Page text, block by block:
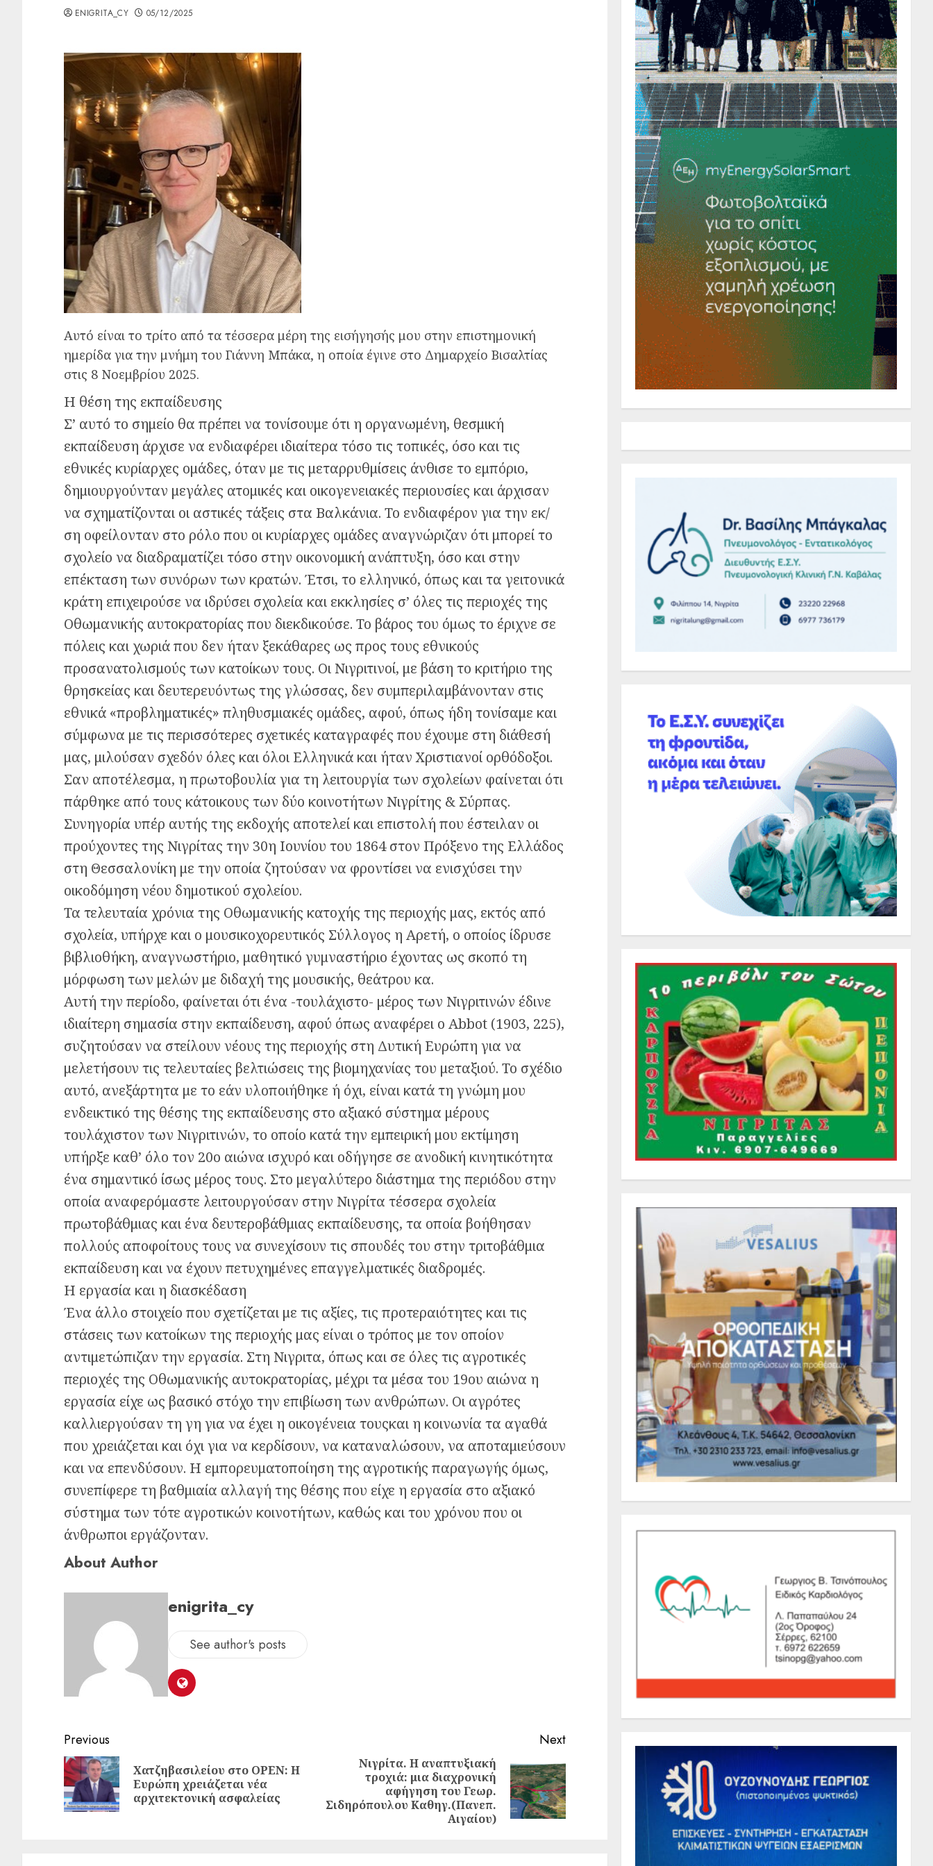
ENIGRITA_CY 05/12/2025
Αυτό είναι το τρίτο από τα τέσσερα μέρη της εισήγησής μου στην επιστημονική
ημερίδα για την μνήμη του Γιάννη Μπάκα, η οποία έγινε στο Δημαρχείο Βισαλτίας
στις 8 Νοεμβρίου 2025.
Η θέση της εκπαίδευσης
Σ’ αυτό το σημείο θα πρέπει να τονίσουμε ότι η οργανωμένη, θεσμική
εκπαίδευση άρχισε να ενδιαφέρει ιδιαίτερα τόσο τις τοπικές, όσο και τις
εθνικές κυρίαρχες ομάδες, όταν με τις μεταρρυθμίσεις άνθισε το εμπόριο,
δημιουργούνταν μεγάλες ατομικές και οικογενειακές περιουσίες και άρχισαν
να σχηματίζονται οι αστικές τάξεις στα Βαλκάνια. Το ενδιαφέρον για την εκ/
ση οφείλονταν στο ρόλο που οι κυρίαρχες ομάδες αναγνώριζαν ότι μπορεί το
σχολείο να διαδραματίζει τόσο στην οικονομική ανάπτυξη, όσο και στην
επέκταση των συνόρων των κρατών. Έτσι, το ελληνικό, όπως και τα γειτονικά
κράτη επιχειρούσε να ιδρύσει σχολεία και εκκλησίες σ’ όλες τις περιοχές της
Οθωμανικής αυτοκρατορίας που διεκδικούσε. Το βάρος του όμως το έριχνε σε
πόλεις και χωριά που δεν ήταν ξεκάθαρες ως προς τους εθνικούς
προσανατολισμούς των κατοίκων τους. Οι Νιγριτινοί, με βάση το κριτήριο της
θρησκείας και δευτερευόντως της γλώσσας, δεν συμπεριλαμβάνονταν στις
εθνικά «προβληματικές» πληθυσμιακές ομάδες, αφού, όπως ήδη τονίσαμε και
σύμφωνα με τις περισσότερες σχετικές καταγραφές που έχουμε στη διάθεσή
μας, μιλούσαν σχεδόν όλες και όλοι Ελληνικά και ήταν Χριστιανοί ορθόδοξοι.
Σαν αποτέλεσμα, η πρωτοβουλία για τη λειτουργία των σχολείων φαίνεται ότι
πάρθηκε από τους κάτοικους των δύο κοινοτήτων Νιγρίτης & Σύρπας.
Συνηγορία υπέρ αυτής της εκδοχής αποτελεί και επιστολή που έστειλαν οι
προύχοντες της Νιγρίτας την 30η Ιουνίου του 1864 στον Πρόξενο της Ελλάδος
στη Θεσσαλονίκη με την οποία ζητούσαν να φροντίσει να ενισχύσει την
οικοδόμηση νέου δημοτικού σχολείου.
Τα τελευταία χρόνια της Οθωμανικής κατοχής της περιοχής μας, εκτός από
σχολεία, υπήρχε και ο μουσικοχορευτικός Σύλλογος η Αρετή, ο οποίος ίδρυσε
βιβλιοθήκη, αναγνωστήριο, μαθητικό γυμναστήριο έχοντας ως σκοπό τη
μόρφωση των μελών με διδαχή της μουσικής, θεάτρου κα.
Αυτή την περίοδο, φαίνεται ότι ένα -τουλάχιστο- μέρος των Νιγριτινών έδινε
ιδιαίτερη σημασία στην εκπαίδευση, αφού όπως αναφέρει ο Abbot (1903, 225),
συζητούσαν να στείλουν νέους της περιοχής στη Δυτική Ευρώπη για να
μελετήσουν τις τελευταίες βελτιώσεις της βιομηχανίας του μεταξιού. Το σχέδιο
αυτό, ανεξάρτητα με το εάν υλοποιήθηκε ή όχι, είναι κατά τη γνώμη μου
ενδεικτικό της θέσης της εκπαίδευσης στο αξιακό σύστημα μέρους
τουλάχιστον των Νιγριτινών, το οποίο κατά την εμπειρική μου εκτίμηση
υπήρξε καθ’ όλο τον 20ο αιώνα ισχυρό και οδήγησε σε ανοδική κινητικότητα
ένα σημαντικό ίσως μέρος τους. Στο μεγαλύτερο διάστημα της περιόδου στην
οποία αναφερόμαστε λειτουργούσαν στην Νιγρίτα τέσσερα σχολεία
πρωτοβάθμιας και ένα δευτεροβάθμιας εκπαίδευσης, τα οποία βοήθησαν
πολλούς αποφοίτους τους να συνεχίσουν τις σπουδές του στην τριτοβάθμια
εκπαίδευση και να έχουν πετυχημένες επαγγελματικές διαδρομές.
Η εργασία και η διασκέδαση
Ένα άλλο στοιχείο που σχετίζεται με τις αξίες, τις προτεραιότητες και τις
στάσεις των κατοίκων της περιοχής μας είναι ο τρόπος με τον οποίον
αντιμετώπιζαν την εργασία. Στη Νιγριτα, όπως και σε όλες τις αγροτικές
περιοχές της Οθωμανικής αυτοκρατορίας, μέχρι τα μέσα του 19ου αιώνα η
εργασία είχε ως βασικό στόχο την επιβίωση των ανθρώπων. Οι αγρότες
καλλιεργούσαν τη γη για να έχει η οικογένεια τουςκαι η κοινωνία τα αγαθά
που χρειάζεται και όχι για να κερδίσουν, να καταναλώσουν, να αποταμιεύσουν
και να επενδύσουν. Η εμπορευματοποίηση της αγροτικής παραγωγής όμως,
συνεπίφερε τη βαθμιαία αλλαγή της θέσης που είχε η εργασία στο αξιακό
σύστημα των τότε αγροτικών κοινοτήτων, καθώς και του χρόνου που οι
άνθρωποι εργάζονταν.
About Author
enigrita_cy
See author's posts
Previous
Χατζηβασιλείου στο OPEN: Η
Ευρώπη χρειάζεται νέα
αρχιτεκτονική ασφαλείας
Next
Νιγρίτα. Η αναπτυξιακή
τροχιά: μια διαχρονική
αφήγηση του Γεωρ.
Σιδηρόπουλου Καθηγ.(Πανεπ.
Αιγαίου)